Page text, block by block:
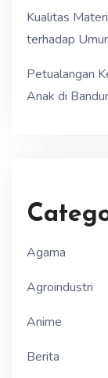
Kualitas
terhadap
Petualangan
Anak di
Agama
Agroindustri
Anime
Berita